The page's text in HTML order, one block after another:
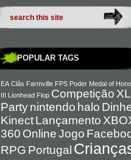
POPULAR TAGS
EA Clãs Farmville FPS Poder Medal of
III Lionhead Flop Competição XL
Partynintendo halo
KinectLançamento
360 OnlineJogo
RPG Portugal